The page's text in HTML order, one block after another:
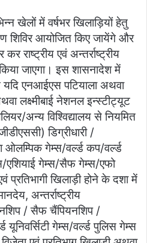
खेलों में वर्षभर खिलाड़ियों हेतु
शिविर आयोजित किए जायेंगे और
राष्ट्रीय एवं अन्तर्राष्ट्रीय
जाएगा। इस शासनादेश में
यदि एनआईएस पटियाला अथवा
लक्ष्मीबाई नेशनल इन्स्टीट्यूट
अन्य विश्विद्यालय से नियमित
डिग्रीधारी /
ओलम्पिक गेम्स/वर्ल्ड कप/वर्ल्ड
एशियाई गेम्स/सैफ गेम्स/एफो
प्रतिभागी खिलाड़ी होने के दशा में
अन्तर्राष्ट्रीय
/ सैफ चैंपियनशिप /
यूनिवर्सिटी गेम्स/वर्ल्ड पुलिस गेम्स